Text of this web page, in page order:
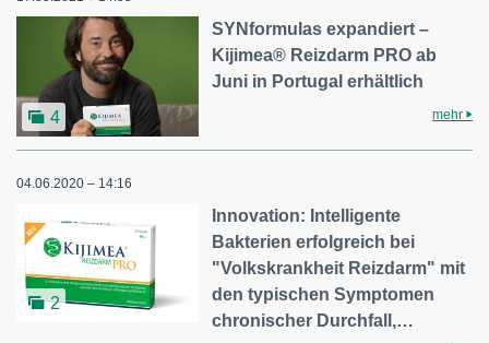
4
SYNformulas expandiert –
Kijimea® Reizdarm PRO ab
Juni in Portugal erhältlich
mehr
04.06.2020 – 14:16
2
Innovation: Intelligente
Bakterien erfolgreich bei
"Volkskrankheit Reizdarm" mit
den typischen Symptomen
chronischer Durchfall,…